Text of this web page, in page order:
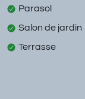
Parasol
Salon de jardin
Terrasse